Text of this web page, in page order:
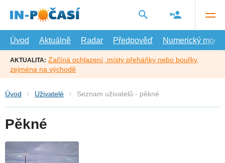
hlavní
Úvod
Aktuálně Radar Předpověď Numerický model
AKTUALITA: Začíná ochlazení, místy přeháňky nebo bouřky,
zejména na východě
Úvod Uživatelé Seznam uživatelů - pěkné
Pěkné